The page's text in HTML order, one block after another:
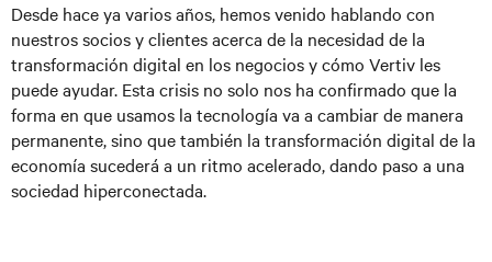
Desde hace ya varios años, hemos venido hablando con
nuestros socios y clientes acerca de la necesidad de la
transformación digital en los negocios y cómo Vertiv les
puede ayudar. Esta crisis no solo nos ha confirmado que la
forma en que usamos la tecnología va a cambiar de manera
permanente, sino que también la transformación digital de la
economía sucederá a un ritmo acelerado, dando paso a una
sociedad hiperconectada.